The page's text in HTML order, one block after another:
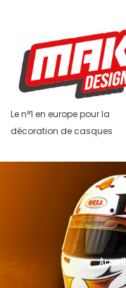
Le n°1 en europe pour la
décoration de casques
Accueil